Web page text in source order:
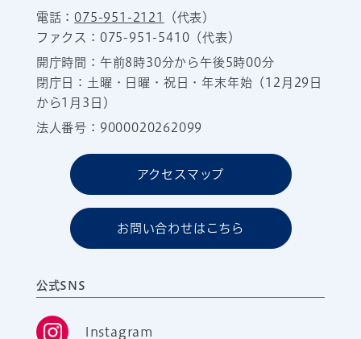
電話：075-951-2121
（代表）
ファクス：075-951-5410（代表）
開庁時間：午前8時30分から午後5時00分
閉庁日：土曜・日曜・祝日・年末年始（12月29日
から1月3日）
法人番号：9000020262099
アクセスマップ
お問い合わせはこちら
公式SNS
Instagram